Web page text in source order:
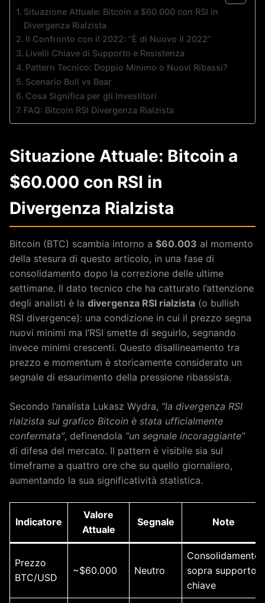
Situazione Attuale: Bitcoin a $60.000 con RSI in
Divergenza Rialzista
Il Confronto con il 2022: “È di Nuovo il 2022”
Livelli Chiave di Supporto e Resistenza
Pattern Tecnico: Doppio Minimo o Nuovi Ribassi?
Scenario Bull vs Bear
Cosa Significa per gli Investitori
FAQ: Bitcoin RSI Divergenza Rialzista
Situazione Attuale: Bitcoin a
$60.000 con RSI in
Divergenza Rialzista
Bitcoin (BTC) scambia intorno a $60.003 al momento
della stesura di questo articolo, in una fase di
consolidamento dopo la correzione delle ultime
settimane. Il dato tecnico che ha catturato l’attenzione
degli analisti è la divergenza RSI rialzista (o bullish
RSI divergence): una condizione in cui il prezzo segna
nuovi minimi ma l’RSI smette di seguirlo, segnando
invece minimi crescenti. Questo disallineamento tra
prezzo e momentum è storicamente considerato un
segnale di esaurimento della pressione ribassista.
Secondo l’analista Lukasz Wydra, “la divergenza RSI
rialzista sul grafico Bitcoin è stata ufficialmente
confermata”, definendola “un segnale incoraggiante”
di difesa del mercato. Il pattern è visibile sia sul
timeframe a quattro ore che su quello giornaliero,
aumentando la sua significatività statistica.
Indicatore
Valore
Attuale
Segnale Note
Prezzo
BTC/USD
~$60.000 Neutro
Consolidamento
sopra supporto
chiave